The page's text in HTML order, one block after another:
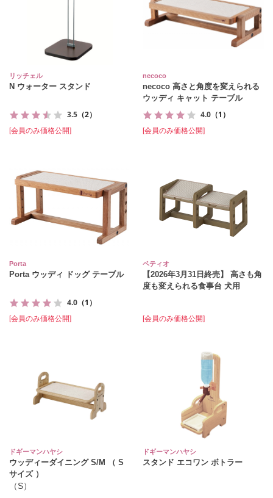
リッチェル
N ウォーター スタンド
3.5 （2）
[会員のみ価格公開]
necoco
necoco 高さと角度を変えられる
ウッディ キャット テーブル
4.0 （1）
[会員のみ価格公開]
Porta
Porta ウッディ ドッグ テーブル
4.0 （1）
[会員のみ価格公開]
ペティオ
【2026年3月31日終売】 高さも角
度も変えられる食事台 犬用
[会員のみ価格公開]
ドギーマンハヤシ
ウッディーダイニング S/M （ S
サイズ ）
（S）
ドギーマンハヤシ
スタンド エコワン ボトラー